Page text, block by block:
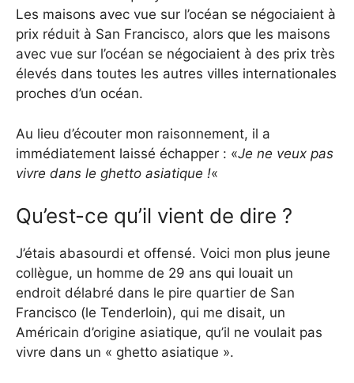
Les maisons avec vue sur l’océan se négociaient à
prix réduit à San Francisco, alors que les maisons
avec vue sur l’océan se négociaient à des prix très
élevés dans toutes les autres villes internationales
proches d’un océan.
Au lieu d’écouter mon raisonnement, il a
immédiatement laissé échapper : «Je ne veux pas
vivre dans le ghetto asiatique !«
Qu’est-ce qu’il vient de dire ?
J’étais abasourdi et offensé. Voici mon plus jeune
collègue, un homme de 29 ans qui louait un
endroit délabré dans le pire quartier de San
Francisco (le Tenderloin), qui me disait, un
Américain d’origine asiatique, qu’il ne voulait pas
vivre dans un « ghetto asiatique ».